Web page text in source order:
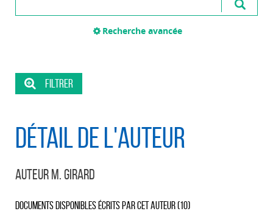
Recherche avancée
Détail de l'auteur
Auteur M. Girard
Documents disponibles écrits par cet auteur (10)